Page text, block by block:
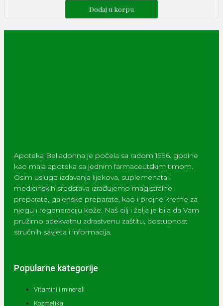
Dodaj u korpu
Apoteka Belladonna je počela sa radom 1996. godine
kao mala apoteka sa jednim farmaceutskim timom.
Osim usluge izdavanja lijekova, suplemenata i
medicinskih sredstava izrađujemo magistralne
preparate, galenske preparate, kao i brojne kreme za
njegu i regeneraciju kože. Naš cilj i želja je bila da Vam
pružimo adekvatnu zdrastvenu zaštitu, dostupnost
stručnih savjeta i informacija.
Popularne kategorije
Vitamini i minerali
Kozmetika